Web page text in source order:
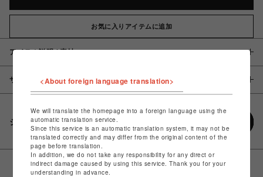
お気に入りアイテムに追加
アイテム説明 / 素材
サイズ
シェアする
<About foreign language translation>
We will translate the homepage into a foreign language using the
automatic translation service.
Since this service is an automatic translation system, it may not be
translated correctly and may differ from the original content of the
page before translation.
In addition, we do not take any responsibility for any direct or
indirect damage caused by using this service. Thank you for your
understanding in advance.